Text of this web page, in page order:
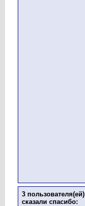
3 пользователя(ей)
сказали cпасибо: